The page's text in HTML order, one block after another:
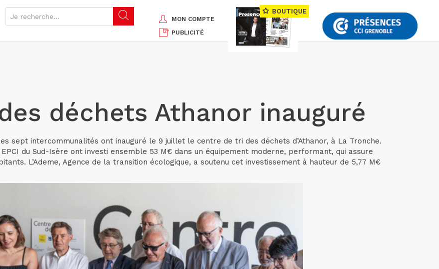
MON COMPTE
PUBLICITÉ
BOUTIQUE
déchets Athanor inauguré
sept intercommunalités ont inauguré le 9 juillet le centre de tri des déchets d’Athanor, à La Tronche.
du Sud-Isère ont investi ensemble 53 M€ dans un équipement moderne, performant, qui assure
L’Ademe, Agence de la transition écologique, a soutenu cet investissement à hauteur de 5,77 M€